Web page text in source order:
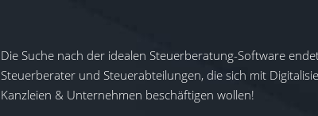
Die Suche nach der idealen Steuerberatung-Software
Steuerberater und Steuerabteilungen, die sich mit
Kanzleien & Unternehmen beschäftigen wollen!